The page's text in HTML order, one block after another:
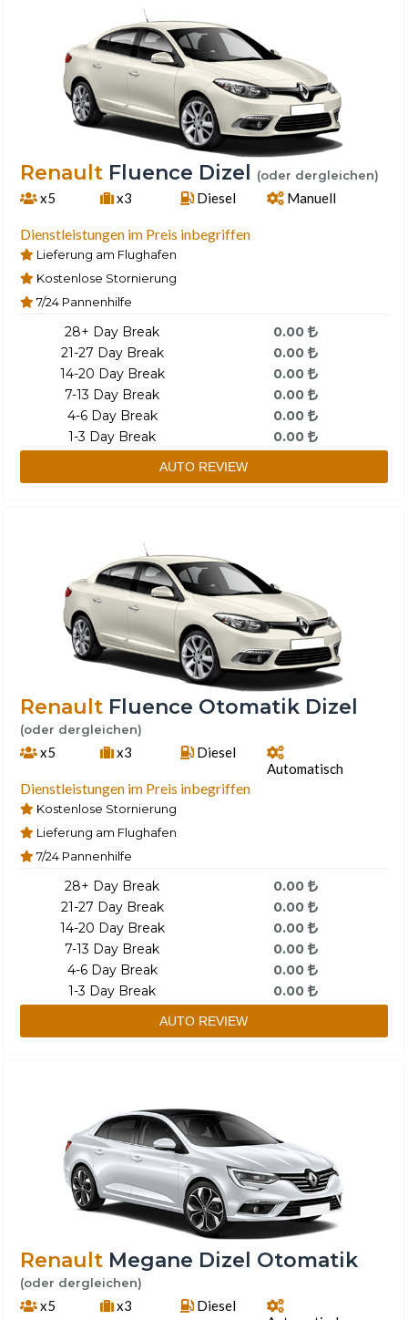
Renault Fluence Dizel (oder dergleichen)
x5 x3 Diesel Manuell
Dienstleistungen im Preis inbegriffen
Lieferung am Flughafen
Kostenlose Stornierung
7/24 Pannenhilfe
28+ Day Break
21-27 Day Break
14-20 Day Break
7-13 Day Break
4-6 Day Break
1-3 Day Break
0.00
0.00
0.00
0.00
0.00
0.00
AUTO REVIEW
Renault Fluence Otomatik Dizel
(oder dergleichen)
x5 x3
Diesel
Automatisch
Dienstleistungen im Preis inbegriffen
Kostenlose Stornierung
Lieferung am Flughafen
7/24 Pannenhilfe
28+ Day Break
21-27 Day Break
14-20 Day Break
7-13 Day Break
4-6 Day Break
1-3 Day Break
0.00
0.00
0.00
0.00
0.00
0.00
AUTO REVIEW
Renault Megane Dizel Otomatik
(oder dergleichen)
x5 x3
Diesel